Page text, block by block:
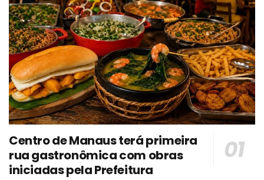
Centro de Manaus terá primeira
rua gastronômica com obras
iniciadas pela Prefeitura